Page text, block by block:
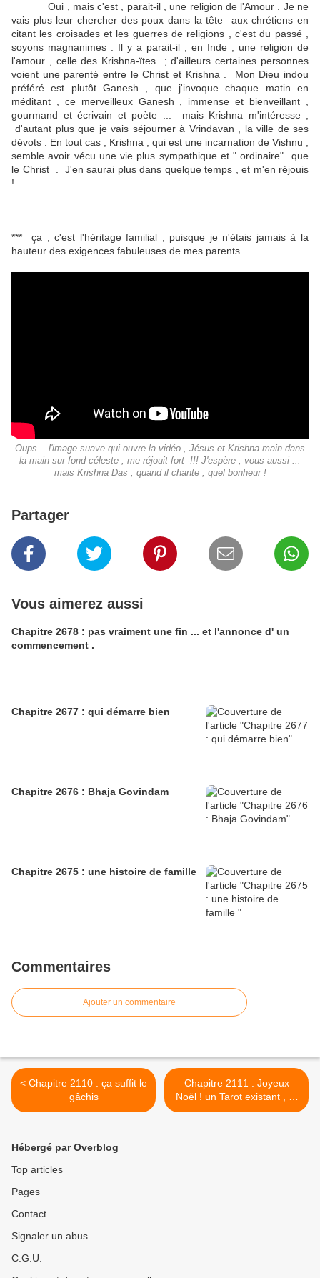
Oui , mais c'est , parait-il , une religion de l'Amour . Je ne
vais plus leur chercher des poux dans la tête aux chrétiens en
citant les croisades et les guerres de religions , c'est du passé ,
soyons magnanimes . Il y a parait-il , en Inde , une religion de
l'amour , celle des Krishna-ïtes ; d'ailleurs certaines personnes
voient une parenté entre le Christ et Krishna . Mon Dieu indou
préféré est plutôt Ganesh , que j'invoque chaque matin en
méditant , ce merveilleux Ganesh , immense et bienveillant ,
gourmand et écrivain et poète ... mais Krishna m'intéresse ;
d'autant plus que je vais séjourner à Vrindavan , la ville de ses
dévots . En tout cas , Krishna , qui est une incarnation de Vishnu ,
semble avoir vécu une vie plus sympathique et " ordinaire" que
le Christ . J'en saurai plus dans quelque temps , et m'en réjouis
!
*** ça , c'est l'héritage familial , puisque je n'étais jamais à la
hauteur des exigences fabuleuses de mes parents
Oups .. l'image suave qui ouvre la vidéo , Jésus et Krishna main dans
la main sur fond céleste , me réjouit fort -!!! J'espère , vous aussi ...
mais Krishna Das , quand il chante , quel bonheur !
Partager
Vous aimerez aussi
Chapitre 2678 : pas vraiment une fin ... et l'annonce d' un
commencement .
Chapitre 2677 : qui démarre bien
Chapitre 2676 : Bhaja Govindam
Chapitre 2675 : une histoire de famille
Commentaires
Ajouter un commentaire
< Chapitre 2110 : ça suffit le
gâchis
Chapitre 2111 : Joyeux
Noël ! un Tarot existant , et
un autre à créer ... >
Hébergé par Overblog
Top articles
Pages
Contact
Signaler un abus
C.G.U.